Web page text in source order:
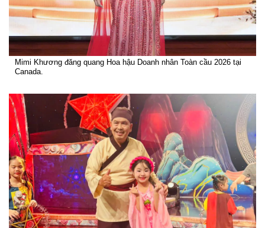
Mimi Khương đăng quang Hoa hậu Doanh nhân Toàn cầu 2026 tại
Canada.